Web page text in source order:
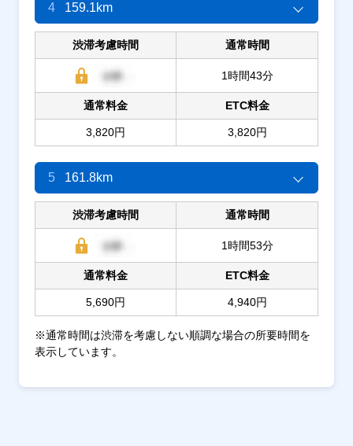
4 159.1km
渋滞考慮時間 通常時間
1時間43分
通常料金
3,820円
ETC料金
3,820円
5 161.8km
渋滞考慮時間 通常時間
1時間53分
通常料金
5,690円
ETC料金
4,940円
※通常時間は渋滞を考慮しない順調な場合の所要時間を
表示しています。